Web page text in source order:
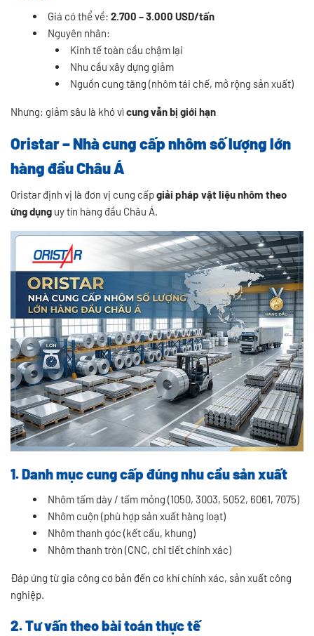
Giá có thể về: 2.700 – 3.000 USD/tấn
Nguyên nhân:
Kinh tế toàn cầu chậm lại
Nhu cầu xây dựng giảm
Nguồn cung tăng (nhôm tái chế, mở rộng sản xuất)
Nhưng: giảm sâu là khó vìcung vẫn bị giới hạn
Oristar – Nhà cung cấp nhôm số lượng lớn
hàng đầu Châu Á
Oristar định vị là đơn vị cung cấpgiải pháp vật liệu nhôm theo
ứng dụng uy tín hàng đầu Châu Á.
1. Danh mục cung cấp đúng nhu cầu sản xuất
Nhôm tấm dày / tấm mỏng (1050, 3003, 5052, 6061, 7075)
Nhôm cuộn (phù hợp sản xuất hàng loạt)
Nhôm thanh góc (kết cấu, khung)
Nhôm thanh tròn (CNC, chi tiết chính xác)
Đáp ứng từ gia công cơ bản đến cơ khí chính xác, sản xuất công
nghiệp.
2. Tư vấn theo bài toán thực tế